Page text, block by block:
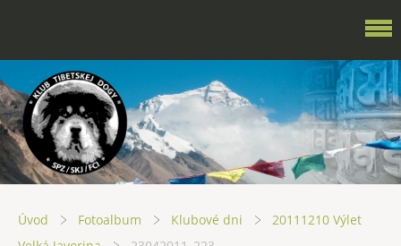
Úvod Fotoalbum Klubové dni
20111210 Výlet